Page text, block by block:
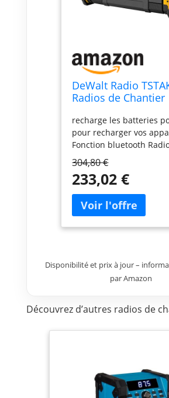
DeWalt Radio
Radios de Chantier
recharge les batteries
pour recharger vos
Fonction bluetooth
304,80 €
233,02 €
Disponibilité et prix à jour –
par Amazon
Découvrez d’autres radios de